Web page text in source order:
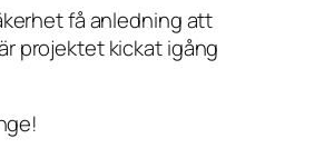
få anledning att
projektet kickat igång